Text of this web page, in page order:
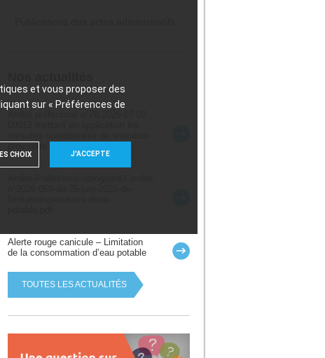
Alerte rouge canicule – Limitation
de la consommation d’eau potable
TOUTES LES ACTUALITÉS
et vous proposer des
sur « Préférences de
CHOIX J'ACCEPTE